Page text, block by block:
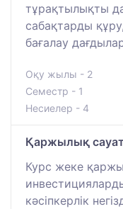
тұрақтылықты
сабақтарды
бағалау
Оқу жылы - 2
Семестр - 1
Несиелер - 4
Қаржылық
Курс жеке
кәсіпкерлік